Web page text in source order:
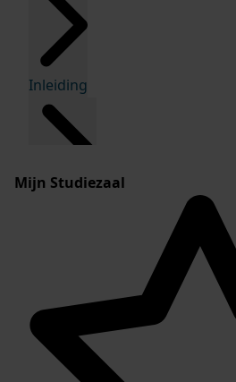
Inleiding
Mijn Studiezaal